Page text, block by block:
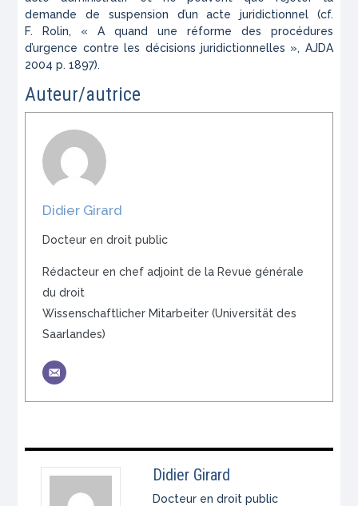
demande de suspension d’un acte juridictionnel (cf.
F. Rolin, « A quand une réforme des procédures
d’urgence contre les décisions juridictionnelles », AJDA
2004 p. 1897).
Auteur/autrice
Didier Girard
Docteur en droit public
Rédacteur en chef adjoint de la Revue générale
du droit
Wissenschaftlicher Mitarbeiter (Universität des
Saarlandes)
Didier Girard
Docteur en droit public